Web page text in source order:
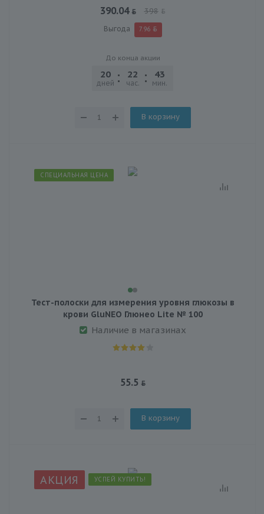
390.04 398
Выгода 7.96
До конца акции
20
дней
22
час.
43
мин.
В корзину
СПЕЦИАЛЬНАЯ ЦЕНА
Тест-полоски для измерения уровня глюкозы в
крови GluNEO Глюнео Lite № 100
Наличие в магазинах
55.5
В корзину
АКЦИЯ УСПЕЙ КУПИТЬ!